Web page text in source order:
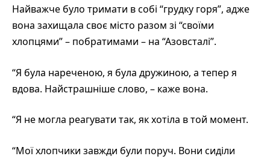
Найважче було тримати в собі “грудку горя”, адже
вона захищала своє місто разом зі “своїми
хлопцями” – побратимами – на “Азовсталі”.
“Я була нареченою, я була дружиною, а тепер я
вдова. Найстрашніше слово, – каже вона.
“Я не могла реагувати так, як хотіла в той момент.
“Мої хлопчики завжди були поруч. Вони сиділи